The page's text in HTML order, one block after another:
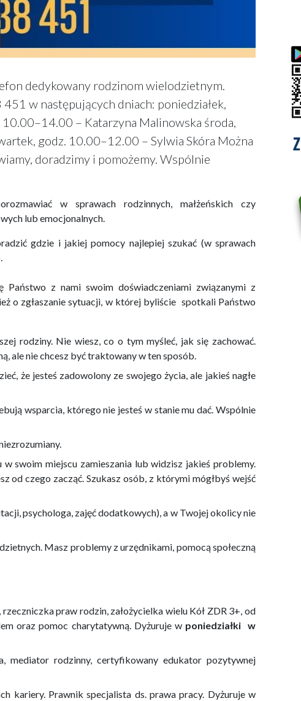
dedykowany rodzinom wielodzietnym.
w następujących dniach: poniedziałek,
– Katarzyna Malinowska środa,
godz. 10.00–12.00 – Sylwia Skóra Można
doradzimy i pomożemy. Wspólnie
w sprawach rodzinnych, małżeńskich czy
lub emocjonalnych.
gdzie i jakiej pomocy najlepiej szukać (w sprawach
z nami swoim doświadczeniami związanymi z
o zgłaszanie sytuacji, w której byliście spotkali Państwo
rodziny. Nie wiesz, co o tym myśleć, jak się zachować.
ale nie chcesz być traktowany w ten sposób.
że jesteś zadowolony ze swojego życia, ale jakieś nagłe
wsparcia, którego nie jesteś w stanie mu dać. Wspólnie
w swoim miejscu zamieszania lub widzisz jakieś problemy.
od czego zacząć. Szukasz osób, z którymi mógłbyś wejść
psychologa, zajęć dodatkowych), a w Twojej okolicy nie
Masz problemy z urzędnikami, pomocą społeczną
praw rodzin, założycielka wielu Kół ZDR 3+, od
oraz pomoc charytatywną. Dyżuruje w poniedziałki w
mediator rodzinny, certyfikowany edukator pozytywnej
kariery. Prawnik specjalista ds. prawa pracy. Dyżuruje w